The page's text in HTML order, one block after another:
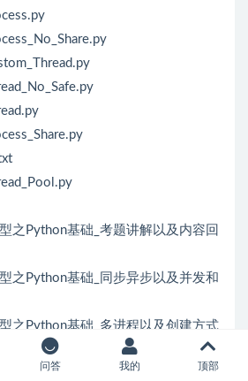
之Python基础_考题讲解以及内容回
之Python基础_同步异步以及并发和
之Python基础_多进程以及创建方式
之Python基础_多进程方式读写文
问答 我的 顶部